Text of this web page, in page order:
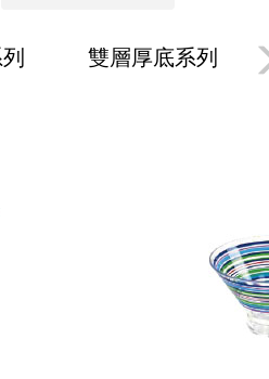
雙層厚底系列